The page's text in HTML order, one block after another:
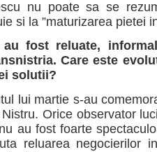
nu poate sa se
si la ”maturizarea pietei
fost reluate,
Care este
solutii?
lui martie s-au
Orice observator
au fost foarte
reluarea negocierilor